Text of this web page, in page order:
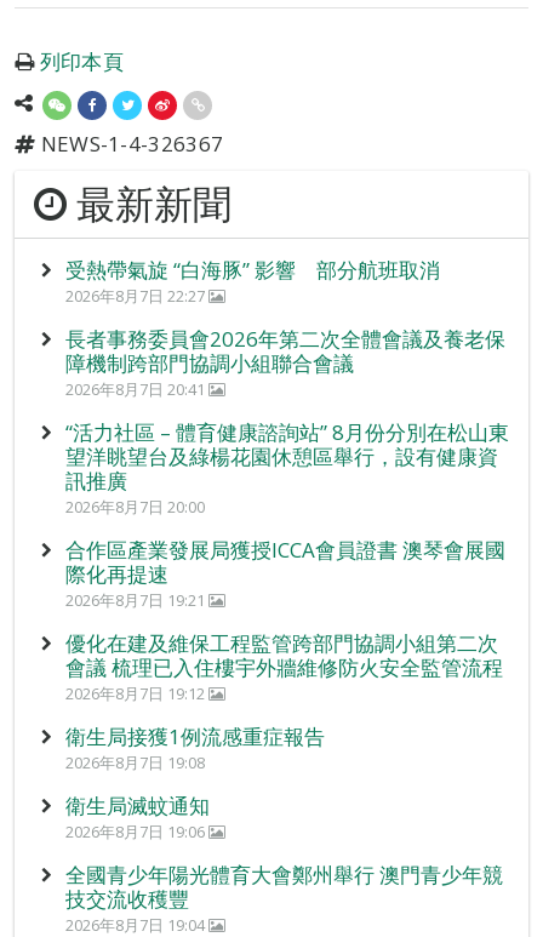
列印本頁
NEWS-1-4-326367
最新新聞
受熱帶氣旋 “白海豚” 影響 部分航班取消
2026年8月7日 22:27
長者事務委員會2026年第二次全體會議及養老保
障機制跨部門協調小組聯合會議
2026年8月7日 20:41
“活力社區 – 體育健康諮詢站” 8月份分別在松山東
望洋眺望台及綠楊花園休憩區舉行，設有健康資
訊推廣
2026年8月7日 20:00
合作區產業發展局獲授ICCA會員證書 澳琴會展國
際化再提速
2026年8月7日 19:21
優化在建及維保工程監管跨部門協調小組第二次
會議 梳理已入住樓宇外牆維修防火安全監管流程
2026年8月7日 19:12
衛生局接獲1例流感重症報告
2026年8月7日 19:08
衛生局滅蚊通知
2026年8月7日 19:06
全國青少年陽光體育大會鄭州舉行 澳門青少年競
技交流收穫豐
2026年8月7日 19:04